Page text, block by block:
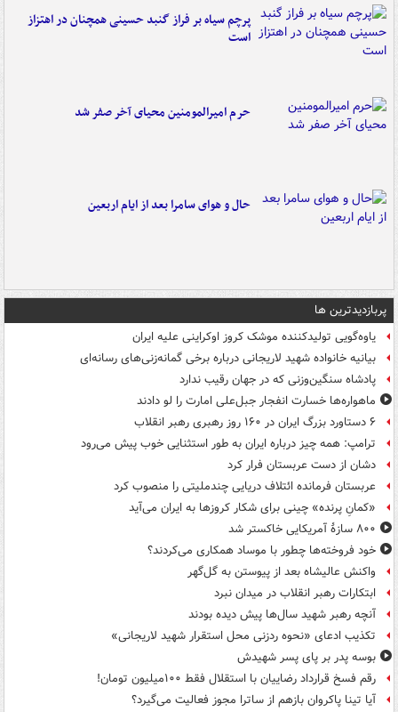
پرچم سیاه بر فراز گنبد حسینی همچنان در اهتزاز
است
حرم امیرالمومنین محیای آخر صفر شد
حال و هوای سامرا بعد از ایام اربعین
پربازدیدترین ها
یاوه‌گویی تولیدکننده موشک کروز اوکراینی علیه ایران
بیانیه خانواده شهید لاریجانی درباره برخی گمانه‌زنی‌های رسانه‌ای
پادشاه سنگین‌وزنی که در جهان رقیب ندارد
ماهواره‌ها خسارت انفجار جبل‌علی امارت را لو دادند
۶ دستاورد بزرگ ایران در ۱۶۰ روز رهبری رهبر انقلاب
ترامپ: همه چیز درباره ایران به طور استثنایی خوب پیش می‌رود
دشان از دست عربستان فرار کرد
عربستان فرمانده ائتلاف دریایی چندملیتی را منصوب کرد
«کمانِ پرنده» چینی برای شکار کروزها به ایران می‌آید
۸۰۰ سازۀ آمریکایی خاکستر شد
خود فروخته‌ها چطور با موساد همکاری می‌کردند؟
واکنش عالیشاه بعد از پیوستن به گل‌گهر
ابتکارات رهبر انقلاب در میدان نبرد
آنچه رهبر شهید سال‌ها پیش دیده بودند
تکذیب ادعای «نحوه ردزنی محل استقرار شهید لاریجانی»
بوسه‌ پدر بر پای پسر شهیدش
رقم فسخ قرارداد رضاییان با استقلال فقط ۱۰۰میلیون تومان!
آیا تینا پاکروان بازهم از ساترا مجوز فعالیت می‌گیرد؟